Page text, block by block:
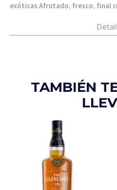
exóticas Afrutado, fresco, final
TAMBIÉN